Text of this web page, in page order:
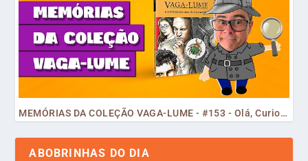
MEMÓRIAS DA COLEÇÃO VAGA-LUME - #153 - Olá, Curiosos! 2023
ABOBRINHAS DO DIA